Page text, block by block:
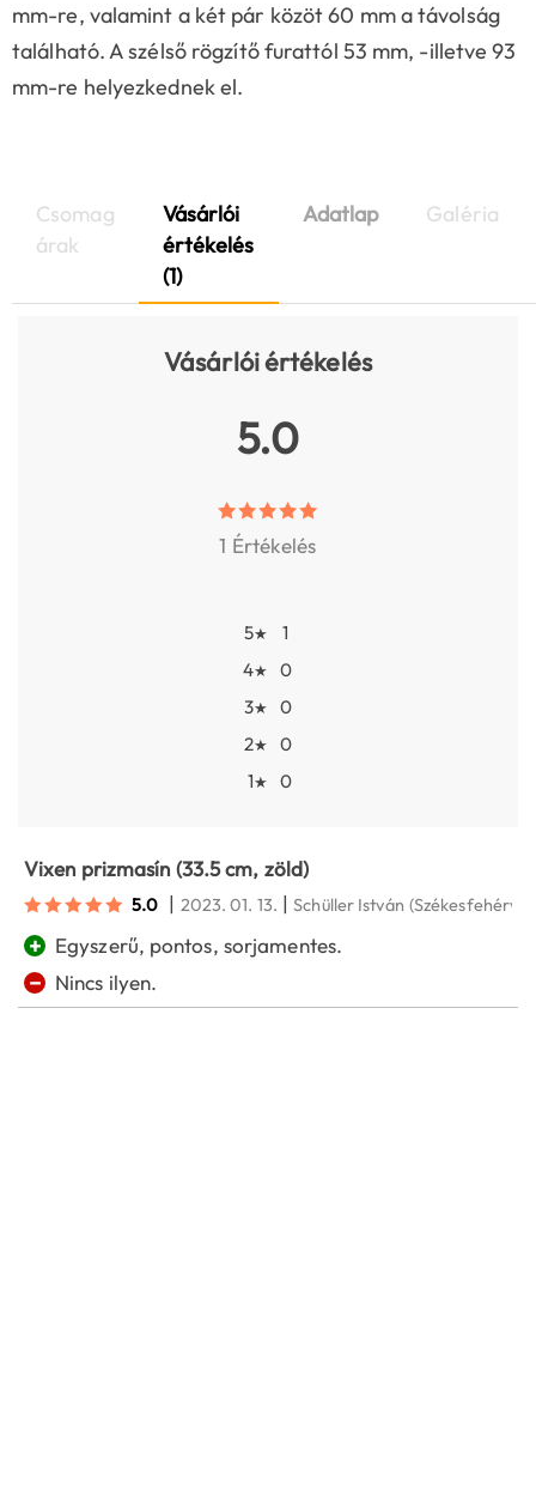
mm-re, valamint a két pár közöt 60 mm a távolság
található. A szélső rögzítő furattól 53 mm, -illetve 93
mm-re helyezkednek el.
Csomag
árak
Vásárlói
értékelés
(1)
Adatlap Galéria
Vásárlói értékelés
5.0
1 Értékelés
5★
1
4★
0
3★
0
2★
0
1★ 0
Vixen prizmasín (33.5 cm, zöld)
5.0 | 2023. 01. 13. |Schüller István
+ Egyszerű, pontos, sorjamentes.
− Nincs ilyen.